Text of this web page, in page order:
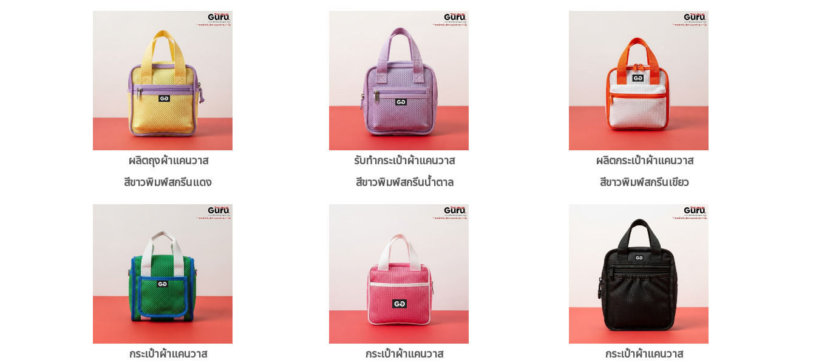
ผลิตถุงผ้าแคนวาส
สีขาวพิมพ์สกรีนแดง
รับทำกระเป๋าผ้าแคนวาส
สีขาวพิมพ์สกรีนน้ำตาล
ผลิตกระเป๋าผ้าแคนวาส
สีขาวพิมพ์สกรีนเขียว
กระเป๋าผ้าแคนวาส
กระเป๋าผ้าแคนวาส
กระเป๋าผ้าแคนวาส